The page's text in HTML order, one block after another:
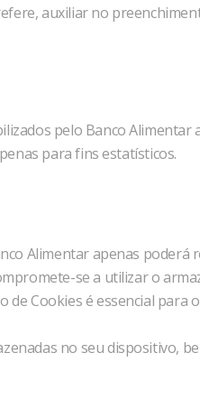
auxiliar no
pelo Banco
para fins estatísticos.
Alimentar apenas poderá
se a utilizar o
Cookies é essencial para
no seu dispositivo,